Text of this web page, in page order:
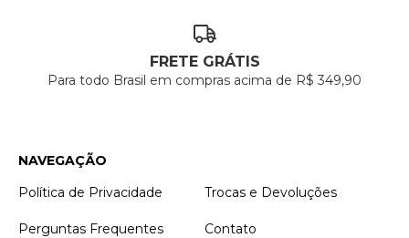
FRETE GRÁTIS
Para todo Brasil em compras acima de R$ 349,90
NAVEGAÇÃO
Política de Privacidade
Trocas e Devoluções
Perguntas Frequentes Contato